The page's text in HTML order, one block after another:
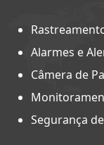
Alarmes e
Câmera de
Segurança